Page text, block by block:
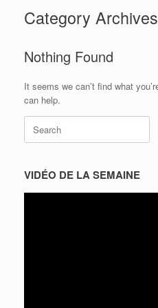
Category
Nothing Found
It seems we can’t find what
can help.
Search
for:
VIDÉO DE LA SEMAINE